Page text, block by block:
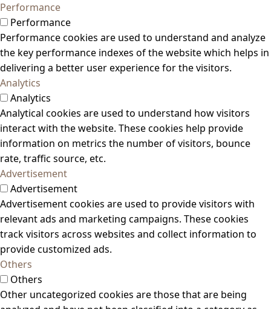
Performance
Performance
Performance cookies are used to understand and analyze
the key performance indexes of the website which helps in
delivering a better user experience for the visitors.
Analytics
Analytics
Analytical cookies are used to understand how visitors
interact with the website. These cookies help provide
information on metrics the number of visitors, bounce
rate, traffic source, etc.
Advertisement
Advertisement
Advertisement cookies are used to provide visitors with
relevant ads and marketing campaigns. These cookies
track visitors across websites and collect information to
provide customized ads.
Others
Others
Other uncategorized cookies are those that are being